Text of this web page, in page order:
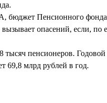
Пенсионного
опасений, если, по
тысяч пенсионеров.
69,8 млрд рублей в год.